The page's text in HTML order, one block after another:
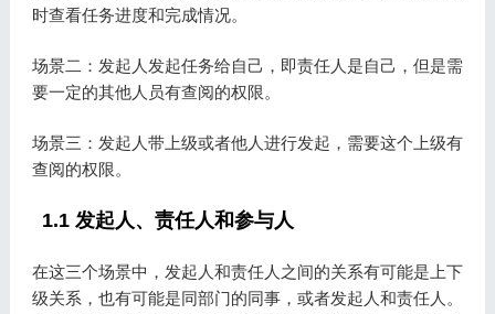
时查看任务进度和完成情况。
场景二：发起人发起任务给自己，即责任人是自己，但是需
要一定的其他人员有查阅的权限。
场景三：发起人带上级或者他人进行发起，需要这个上级有
查阅的权限。
1.1 发起人、责任人和参与人
在这三个场景中，发起人和责任人之间的关系有可能是上下
级关系，也有可能是同部门的同事，或者发起人和责任人。